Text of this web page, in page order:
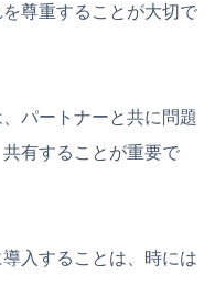
尊重することが大切で
パートナーと共に問題
有することが重要で
入することは、時には